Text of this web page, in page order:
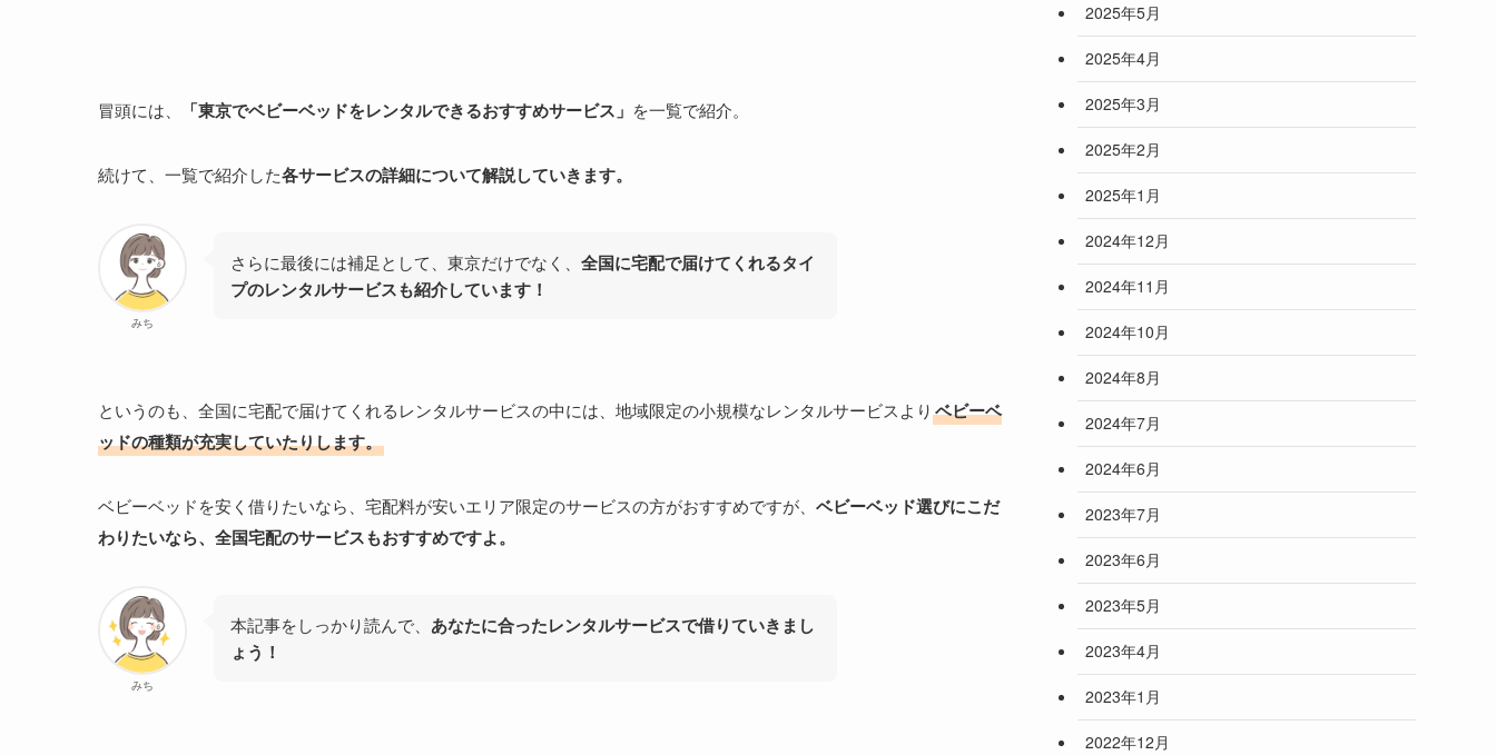
冒頭には、 「東京でベビーベッドをレンタルできるおすすめサービス」 を一覧で紹介。
続けて、一覧で紹介した各サービスの詳細について解説していきます。
みち
さらに最後には補足として、東京だけでなく、 全国に宅配で届けてくれるタイ
プのレンタルサービスも紹介しています！
というのも、全国に宅配で届けてくれるレンタルサービスの中には、地域限定の小規模なレンタルサービスより ベビーベ
ッドの種類が充実していたりします。
ベビーベッドを安く借りたいなら、宅配料が安いエリア限定のサービスの方がおすすめですが、 ベビーベッド選びにこだ
わりたいなら、全国宅配のサービスもおすすめですよ。
みち
本記事をしっかり読んで、 あなたに合ったレンタルサービスで借りていきまし
ょう！
2025年5月
2025年4月
2025年3月
2025年2月
2025年1月
2024年12月
2024年11月
2024年10月
2024年8月
2024年7月
2024年6月
2023年7月
2023年6月
2023年5月
2023年4月
2023年1月
2022年12月